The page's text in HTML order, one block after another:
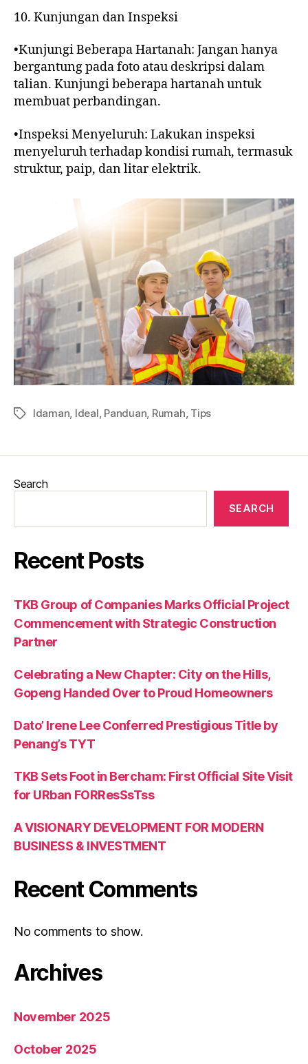
10. Kunjungan dan Inspeksi
•Kunjungi Beberapa Hartanah: Jangan hanya
bergantung pada foto atau deskripsi dalam
talian. Kunjungi beberapa hartanah untuk
membuat perbandingan.
•Inspeksi Menyeluruh: Lakukan inspeksi
menyeluruh terhadap kondisi rumah, termasuk
struktur, paip, dan litar elektrik.
TagsIdaman, Ideal, Panduan, Rumah, Tips
Search
SEARCH
Recent Posts
TKB Group of Companies Marks Official Project
Commencement with Strategic Construction
Partner
Celebrating a New Chapter: City on the Hills,
Gopeng Handed Over to Proud Homeowners
Dato’ Irene Lee Conferred Prestigious Title by
Penang’s TYT
TKB Sets Foot in Bercham: First Official Site Visit
for URban FORResSsTss
A VISIONARY DEVELOPMENT FOR MODERN
BUSINESS & INVESTMENT
Recent Comments
No comments to show.
Archives
November 2025
October 2025